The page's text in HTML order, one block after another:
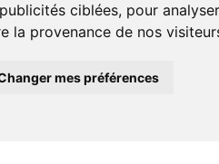
ciblées, pour
la provenance de nos
mes préférences